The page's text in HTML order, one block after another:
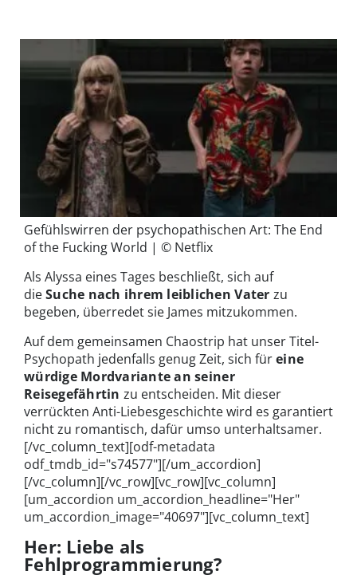
Gefühlswirren der psychopathischen Art: The End
of the Fucking World | © Netflix
Als Alyssa eines Tages beschließt, sich auf
dieSuche nach ihrem leiblichen Vater zu
begeben, überredet sie James mitzukommen.
Auf dem gemeinsamen Chaostrip hat unser Titel-
Psychopath jedenfalls genug Zeit, sich füreine
würdige Mordvariante an seiner
Reisegefährtin zu entscheiden. Mit dieser
verrückten Anti-Liebesgeschichte wird es garantiert
nicht zu romantisch, dafür umso unterhaltsamer.
[/vc_column_text][odf-metadata
odf_tmdb_id="s74577"][/um_accordion]
[/vc_column][/vc_row][vc_row][vc_column]
[um_accordion um_accordion_headline="Her"
um_accordion_image="40697"][vc_column_text]
Her: Liebe als
Fehlprogrammierung?